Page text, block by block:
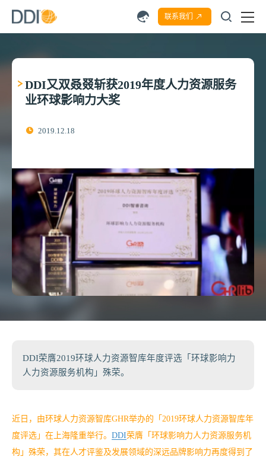
联系我们
DDI又双叒叕斩获2019年度人力资源服务
业环球影响力大奖
2019.12.18
DDI荣膺2019环球人力资源智库年度评选「环球影响力
人力资源服务机构」殊荣。
近日，由环球人力资源智库GHR举办的「2019环球人力资源智库年
度评选」在上海隆重举行。 DDI荣膺「环球影响力人力资源服务机
构」殊荣，其在人才评鉴及发展领域的深远品牌影响力再度得到了